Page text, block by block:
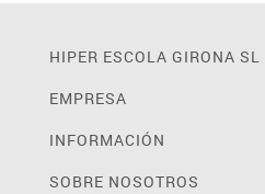
HIPER ESCOLA GIRONA SL
EMPRESA
INFORMACIÓN
SOBRE NOSOTROS